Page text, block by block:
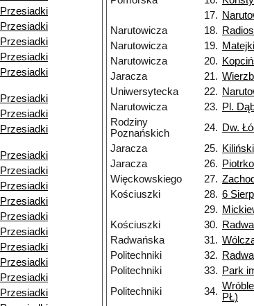
Przesiadki
Przesiadki
Przesiadki
Przesiadki
Przesiadki
Przesiadki
Przesiadki
Przesiadki
Przesiadki
Przesiadki
Przesiadki
Przesiadki
Przesiadki
Przesiadki
Przesiadki
Przesiadki
Przesiadki
Przesiadki
17.
Narutowicza
18.
Narutowicza
19.
Narutowicza
20.
Jaracza
21.
Uniwersytecka
22.
Narutowicza
23. Pl.
Rodziny
Poznańskich
24. Dw.
Jaracza 25.
Jaracza
26.
Więckowskiego
27.
Kościuszki
28. 6
29.
Kościuszki
30.
Radwańska
31.
Politechniki
32.
Politechniki
33. Park
Politechniki
34. PŁ)